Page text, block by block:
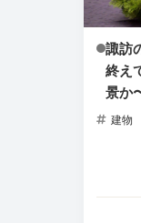
諏訪
終え
景か
建物